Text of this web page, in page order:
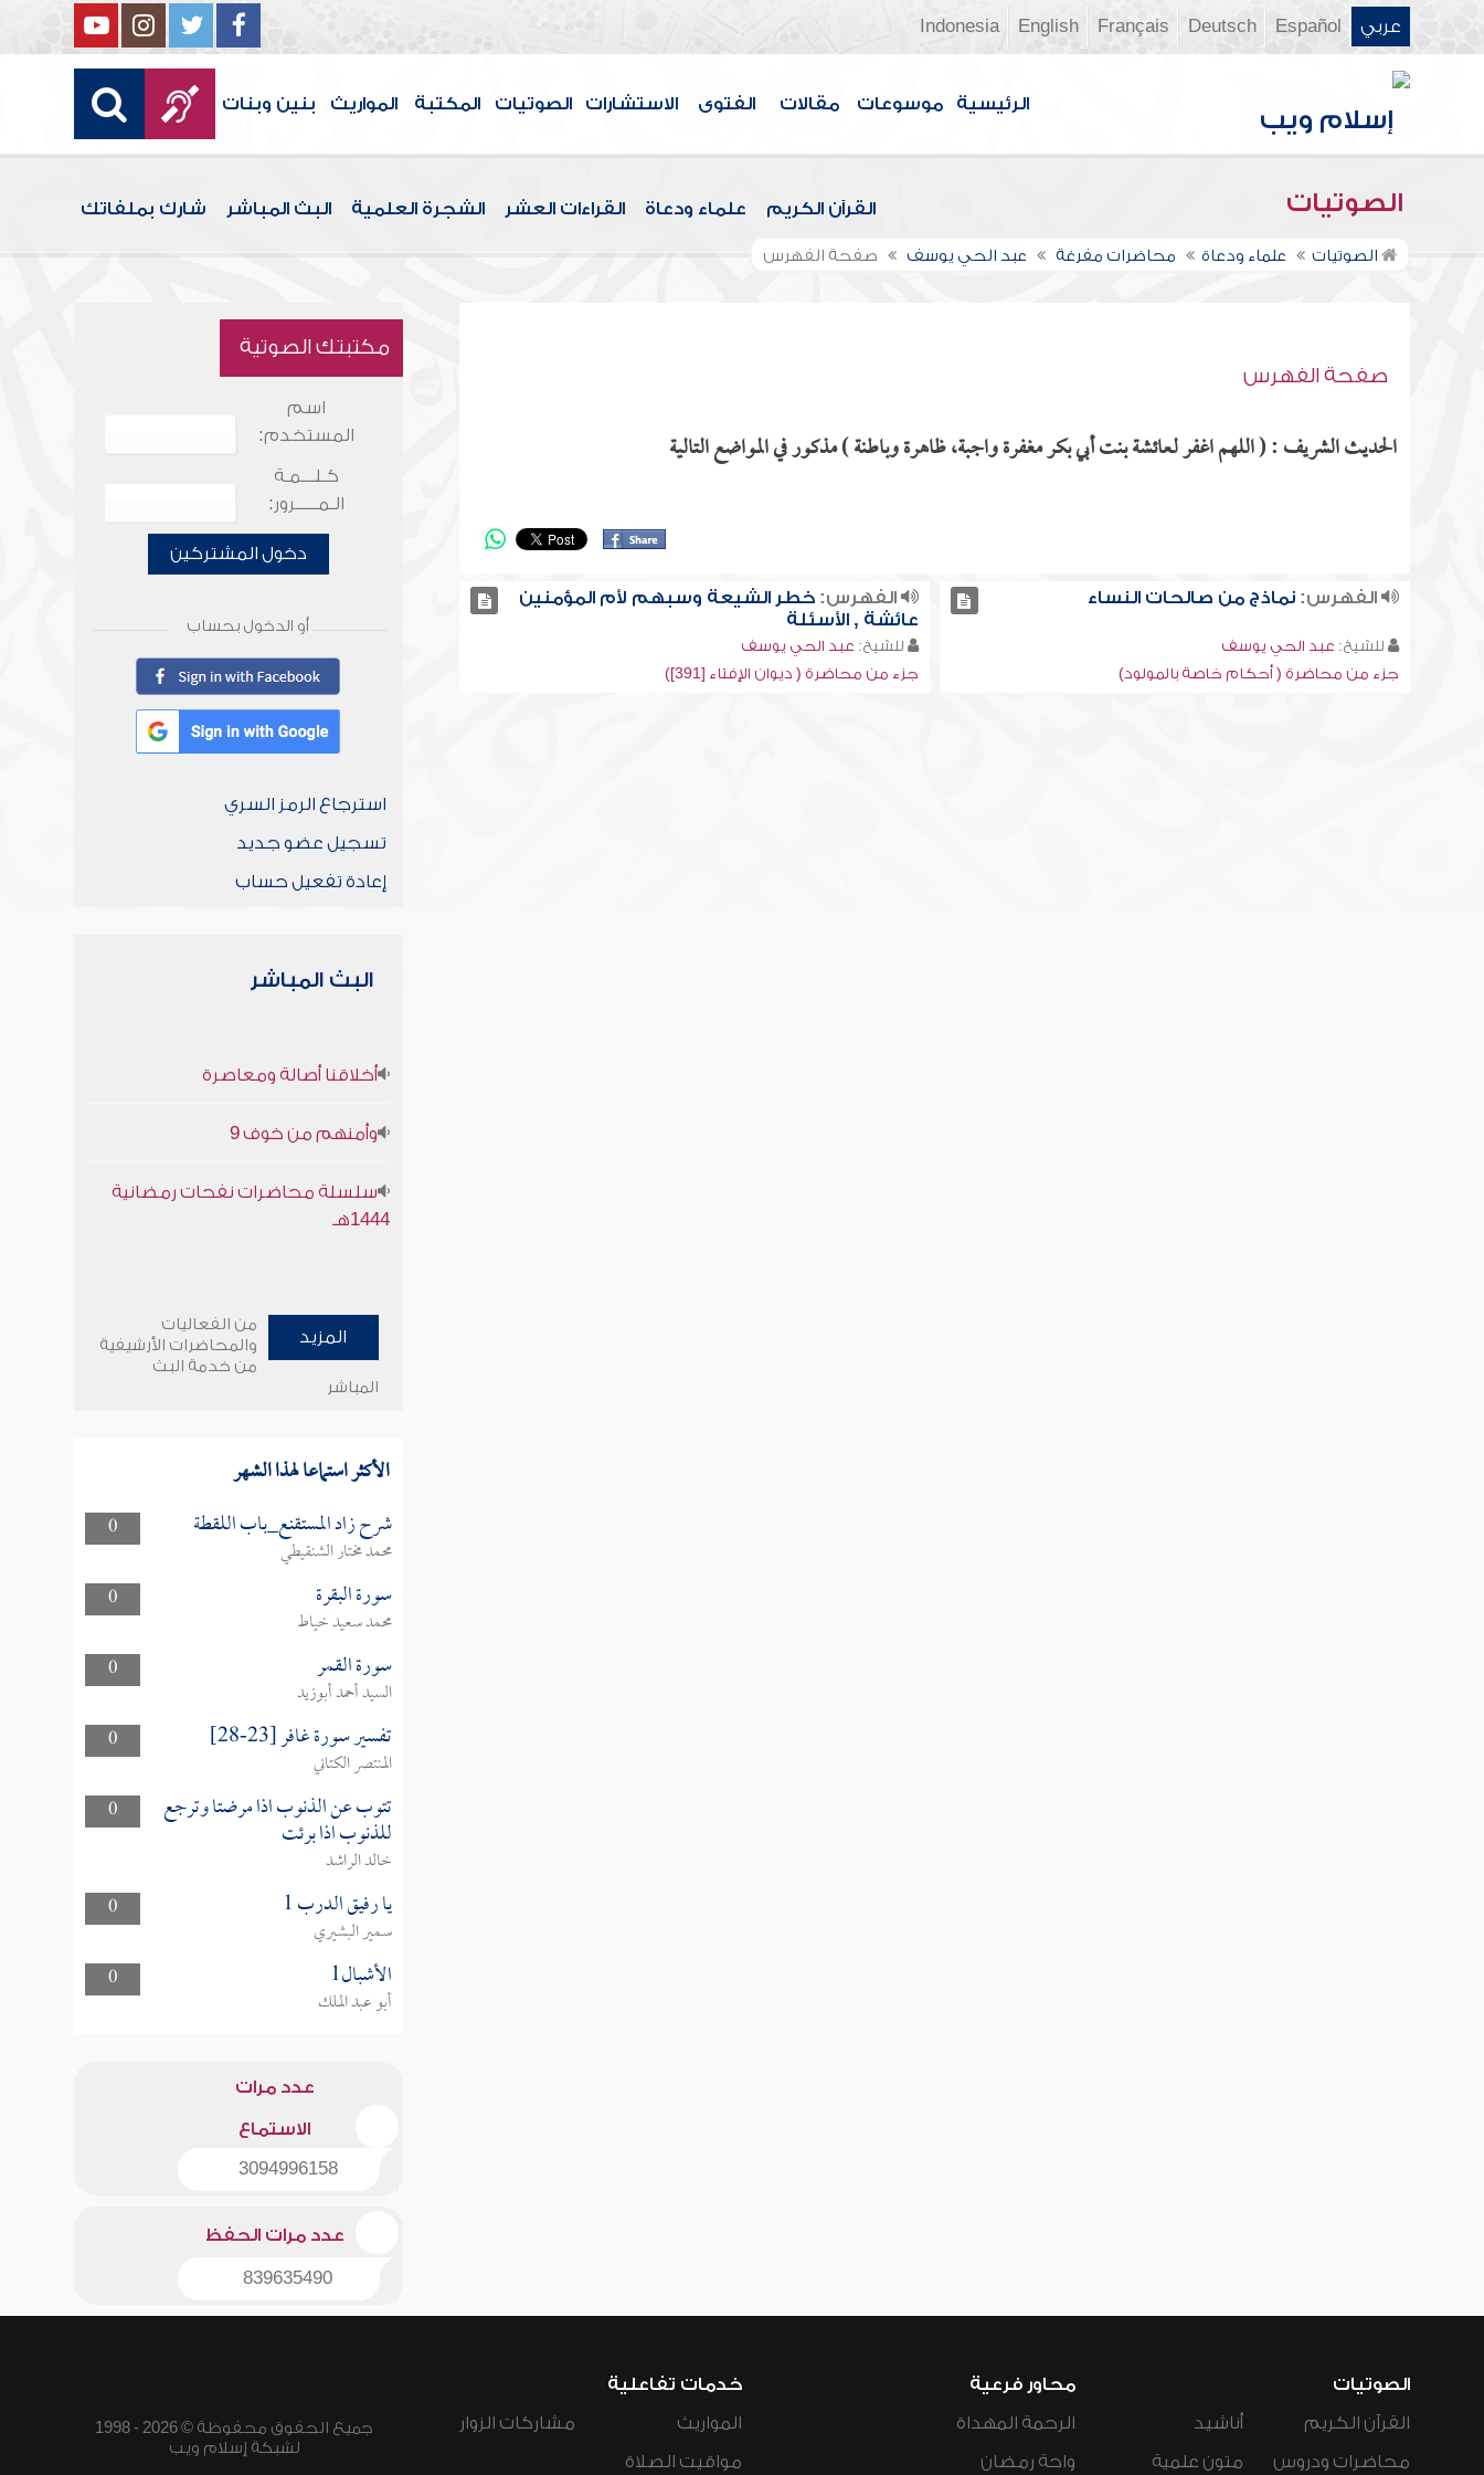
عربي Español
Deutsch
Français
English
Indonesia
الرئيسية موسوعات مقالات الفتوى الاستشارات الصوتيات المكتبة المواريث بنين وبنات
الصوتيات القرآن الكريم علماء ودعاة القراءات العشر الشجرة العلمية البث المباشر شارك بملفاتك
الصوتيات علماء ودعاة محاضرات مفرغة عبد الحي يوسف صفحة الفهرس
صفحة الفهرس
الحديث الشريف : ( اللهم اغفر لـعائشة بنت أبي بكر مغفرة واجبة، ظاهرة وباطنة ) مذكور في المواضع التالية
الفهرس:نماذج من صالحات النساء
للشيخ: عبد الحي يوسف
جزء من محاضرة ( أحكام خاصة بالمولود)
الفهرس: خطر الشيعة وسبهم لأم المؤمنين
عائشة , الأسئلة
للشيخ: عبد الحي يوسف
جزء من محاضرة ( ديوان الإفتاء [391])
مكتبتك الصوتية
اسم
المستخدم:
كـلـــمـة
الـمـــــرور:
دخول المشتركين
أو الدخول بحساب
استرجاع الرمز السري
تسجيل عضو جديد
إعادة تفعيل حساب
البث المباشر
أخلاقنا أصالة ومعاصرة
وأمنهم من خوف 9
سلسلة محاضرات نفحات رمضانية
1444هـ
المزيد
من الفعاليات
والمحاضرات الأرشيفية
من خدمة البث
المباشر
الأكثر استماعا لهذا الشهر
0 شرح زاد المستقنع_باب اللقطة
محمد مختار الشنقيطي
0
سورة البقرة
محمد سعيد خياط
0
سورة القمر
السيد أحمد أبوزيد
0
تفسير سورة غافر [23-28]
المنتصر الكتاني
0
تتوب عن الذنوب اذا مرضتا وترجع
للذنوب اذا برئت
خالد الراشد
0
يا رفيق الدرب 1
سمير البشيري
0
الأشبال1
أبو عبد الملك
عدد مرات
الاستماع
3094996158
عدد مرات الحفظ
839635490
الصوتيات
القرآن الكريم
محاضرات ودروس
أناشيد
متون علمية
محاور فرعية
الرحمة المهداة
واحة رمضان
خدمات تفاعلية
المواريث
مواقيت الصلاة
مشاركات الزوار
جميع الحقوق محفوظة © 2026 - 1998
لشبكة إسلام ويب